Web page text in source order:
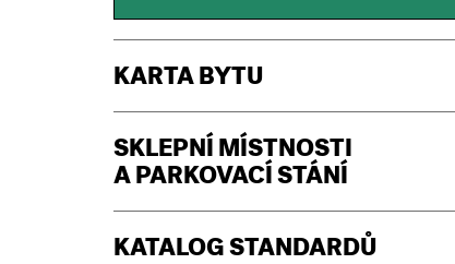
KARTA BYTU
SKLEPNÍ MÍSTNOSTI
A PARKOVACÍ STÁNÍ
KATALOG STANDARDŮ